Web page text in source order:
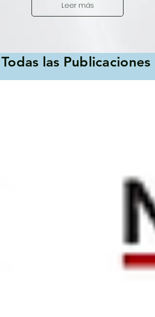
Leer más
Todas las Publicaciones